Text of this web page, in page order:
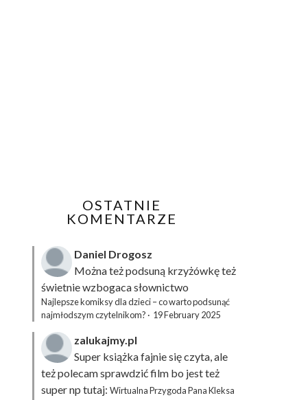
OSTATNIE
KOMENTARZE
Daniel Drogosz
Można też podsuną krzyżówkęteż
świetnie wzbogaca słownictwo
Najlepsze komiksy dla dzieci – co warto podsunąć
najmłodszym czytelnikom? · 19 February 2025
zalukajmy.pl
Super książka fajnie się czyta, ale
też polecam sprawdzić film bo jest też
super np tutaj: Wirtualna Przygoda Pana Kleksa